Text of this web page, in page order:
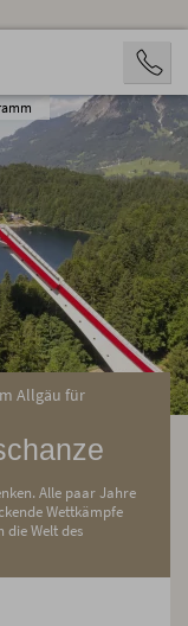
Allgäu für
Alle paar Jahre
Wettkämpfe
die Welt des